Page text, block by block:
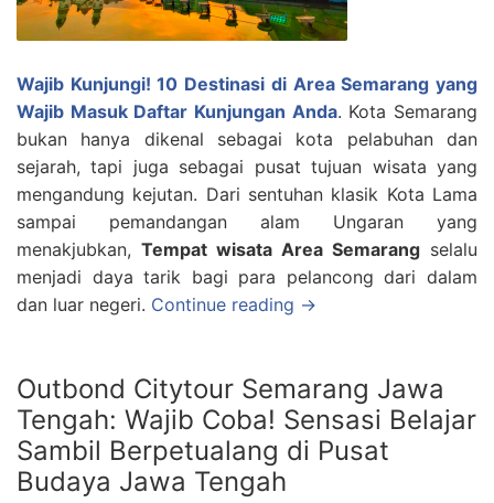
Wajib Kunjungi! 10 Destinasi di Area Semarang yang
Wajib Masuk Daftar Kunjungan Anda. Kota Semarang
bukan hanya dikenal sebagai kota pelabuhan dan
sejarah, tapi juga sebagai pusat tujuan wisata yang
mengandung kejutan. Dari sentuhan klasik Kota Lama
sampai pemandangan alam Ungaran yang
menakjubkan, Tempat wisata Area Semarang selalu
menjadi daya tarik bagi para pelancong dari dalam
dan luar negeri. Continue reading →
Outbond Citytour Semarang Jawa
Tengah: Wajib Coba! Sensasi Belajar
Sambil Berpetualang di Pusat
Budaya Jawa Tengah